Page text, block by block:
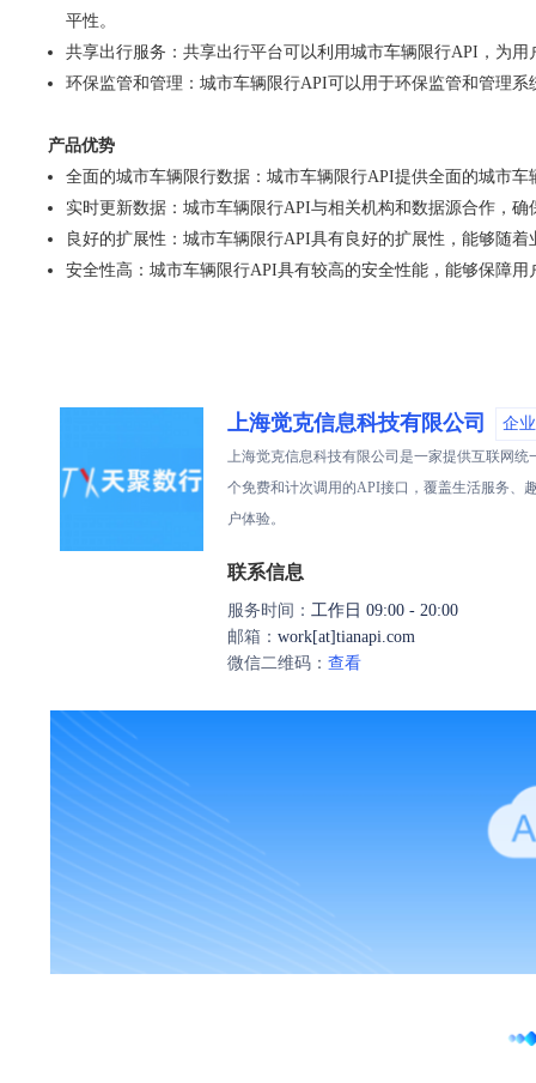
平性。
共享出行服务：共享出行平台可以利用城市车辆限行API，为
环保监管和管理：城市车辆限行API可以用于环保监管和管理
产品优势
全面的城市车辆限行数据：城市车辆限行API提供全面的城市
实时更新数据：城市车辆限行API与相关机构和数据源合作，
良好的扩展性：城市车辆限行API具有良好的扩展性，能够随
安全性高：城市车辆限行API具有较高的安全性能，能够保障
上海觉克信息科技有限公司 企业
上海觉克信息科技有限公司是一家提供互联网
个免费和计次调用的API接口，覆盖生活服务、
户体验。
联系信息
服务时间： 工作日 09:00 - 20:00
邮箱： work[at]tianapi.com
微信二维码： 查看